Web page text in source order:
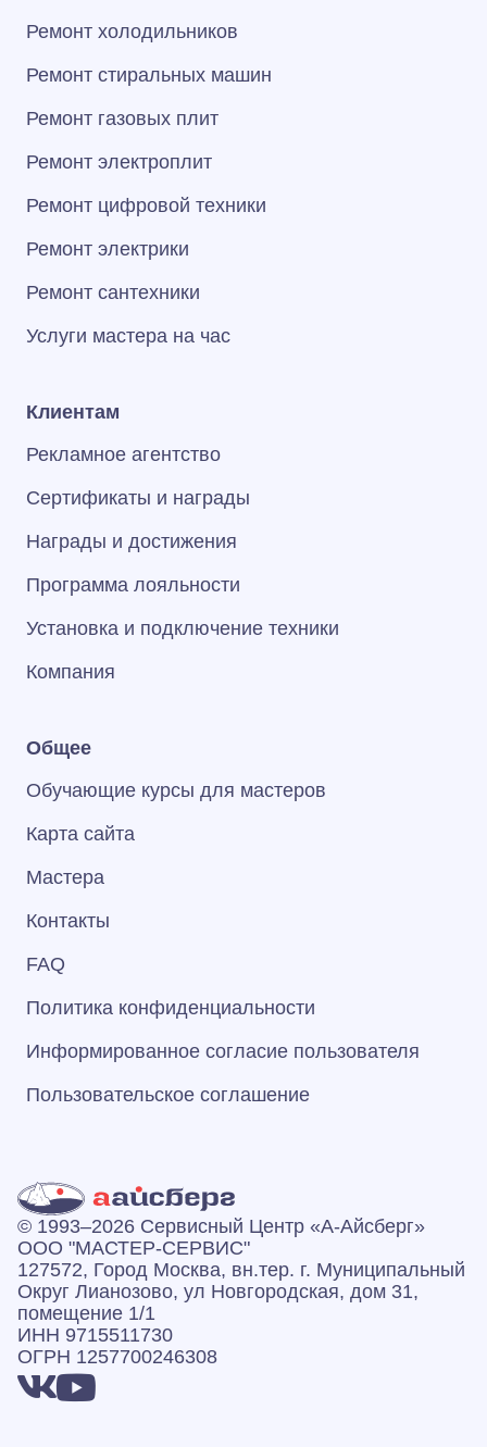
Ремонт холодильников
Ремонт стиральных машин
Ремонт газовых плит
Ремонт электроплит
Ремонт цифровой техники
Ремонт электрики
Ремонт сантехники
Услуги мастера на час
Клиентам
Рекламное агентство
Сертификаты и награды
Награды и достижения
Программа лояльности
Установка и подключение техники
Компания
Общее
Обучающие курсы для мастеров
Карта сайта
Мастера
Контакты
FAQ
Политика конфиденциальности
Информированное согласие пользователя
Пользовательское соглашение
© 1993–2026 Сервисный Центр «А‑Айсберг»
ООО "МАСТЕР-СЕРВИС"
127572, Город Москва, вн.тер. г. Муниципальный
Округ Лианозово, ул Новгородская, дом 31,
помещение 1/1
ИНН 9715511730
ОГРН 1257700246308